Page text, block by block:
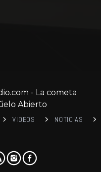
- La cometa
Abierto
VIDEOS
NOTICIAS